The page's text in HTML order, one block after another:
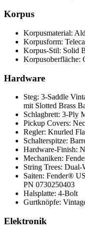
Korpus
Korpusmaterial:
Korpusform:
Korpus-Stil: Solid
Korpusoberfläche:
Hardware
Steg: 3-Saddle
mit Slotted Brass
Schlagbrett: 3-Ply
Pickup Covers:
Regler: Knurled
Schalterspitze:
Hardware-Finish:
Mechaniken:
String Trees: Dual-
Saiten: Fender®
PN 0730250403
Halsplatte: 4-Bolt
Gurtknöpfe:
Elektronik